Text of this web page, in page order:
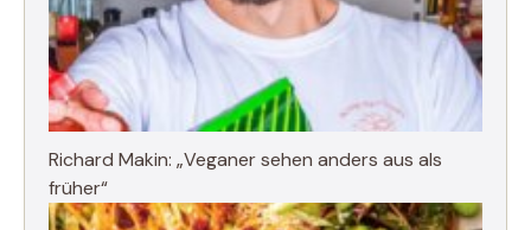
Richard Makin: „Veganer sehen anders aus als
früher“